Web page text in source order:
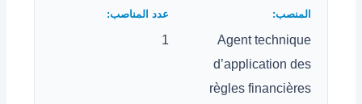
Agent technique
d’application des
règles financières
1